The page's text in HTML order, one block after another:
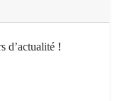
d’actualité !